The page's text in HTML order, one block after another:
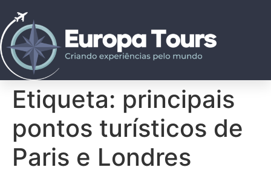
Etiqueta: principais
pontos turísticos de
Paris e Londres